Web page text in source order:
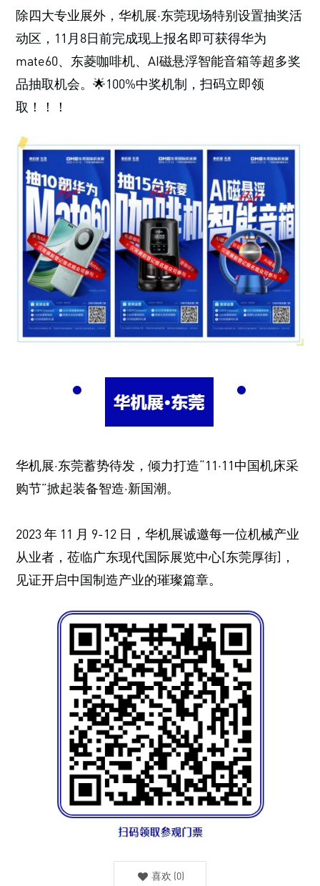
除四大专业展外，华机展·东莞现场特别设置抽奖活
动区，11月8日前完成现上报名即可获得华为
mate60、东菱咖啡机、AI磁悬浮智能音箱等超多奖
品抽取机会。🌟100%中奖机制，扫码立即领
取！！！
华机展·东莞蓄势待发，倾力打造“11·11中国机床采
购节”掀起装备智造·新国潮。
2023 年 11 月 9-12 日，华机展诚邀每一位机械产业
从业者，莅临广东现代国际展览中心[东莞厚街]，
见证开启中国制造产业的璀璨篇章。
喜欢 (0)